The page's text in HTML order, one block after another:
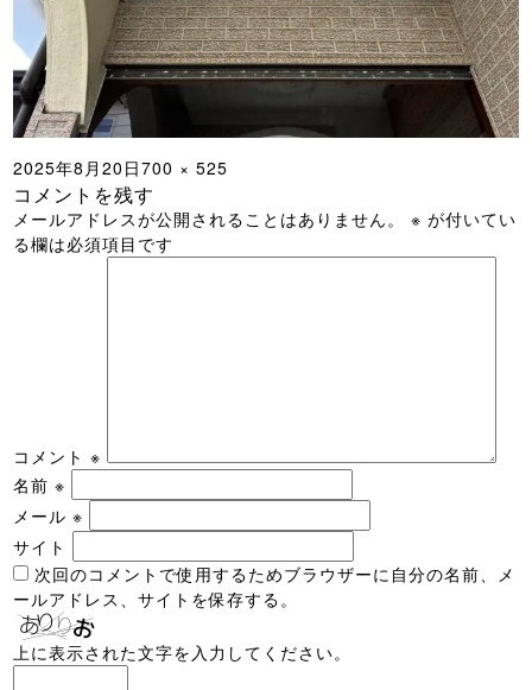
投
稿
日:
2025年8月20日フ
ル
サ
イ
700 × 525
コメントを残す
メールアドレスが公開されることはありません。 ※ が付いてい
る欄は必須項目です
コメント※
名前※
メール※
サイト
次回のコメントで使用するためブラウザーに自分の名前、メ
ールアドレス、サイトを保存する。
上に表示された文字を入力してください。